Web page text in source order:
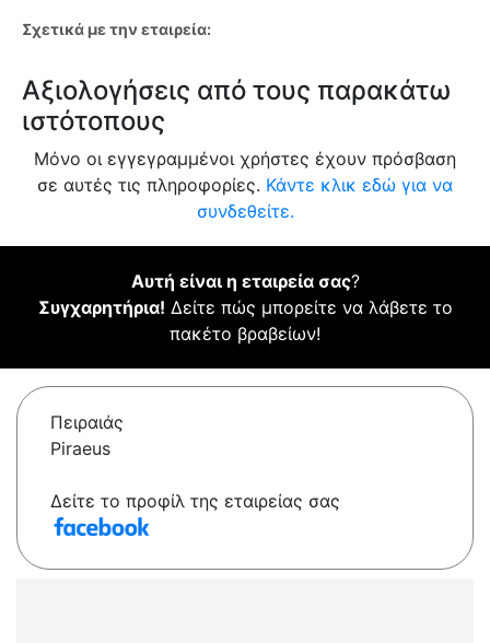
Σχετικά με την εταιρεία:
Αξιολογήσεις από τους παρακάτω
ιστότοπους
Μόνο οι εγγεγραμμένοι χρήστες έχουν πρόσβαση
σε αυτές τις πληροφορίες. Κάντε κλικ εδώ για να
συνδεθείτε.
Αυτή είναι η εταιρεία σας?
Συγχαρητήρια! Δείτε πώς μπορείτε να λάβετε το
πακέτο βραβείων!
Πειραιάς
Piraeus
Δείτε το προφίλ της εταιρείας σας